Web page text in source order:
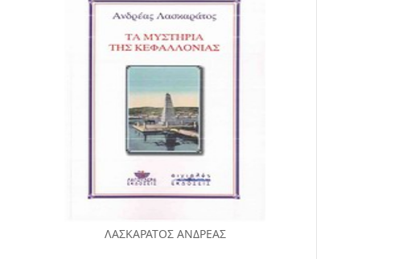
ΛΑΣΚΑΡΑΤΟΣ ΑΝΔΡΕΑΣ